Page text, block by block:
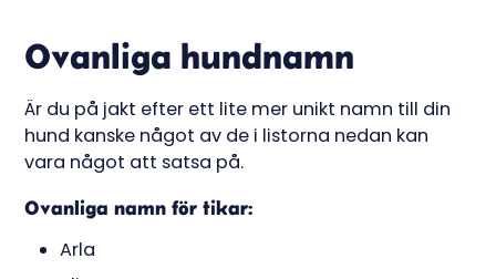
Ovanliga hundnamn
Är du på jakt efter ett lite mer unikt namn till din
hund kanske något av de i listorna nedan kan
vara något att satsa på.
Ovanliga namn för tikar:
Arla